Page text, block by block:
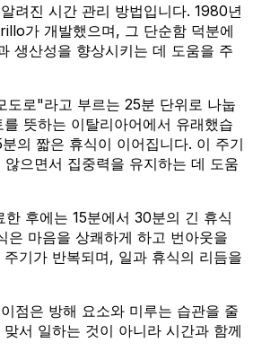
려진 시간 관리 방법입니다. 1980년
가 개발했으며, 그 단순함 덕분에
생산성을 향상시키는 데 도움을 주
도로"라고 부르는 25분 단위로 나눕
뜻하는 이탈리아어에서 유래했습
의 짧은 휴식이 이어집니다. 이 주기
으면서 집중력을 유지하는 데 도움
후에는 15분에서 30분의 긴 휴식
은 마음을 상쾌하게 하고 번아웃을
기가 반복되며, 일과 휴식의 리듬을
점은 방해 요소와 미루는 습관을 줄
서 일하는 것이 아니라 시간과 함께